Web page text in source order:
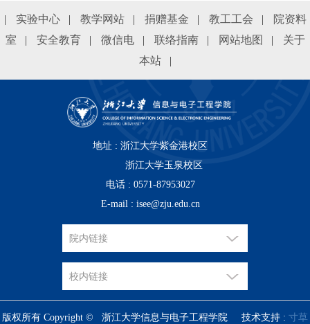
| 实验中心 | 教学网站 | 捐赠基金 | 教工工会 |
院资料
室
| 安全教育 | 微信电 | 联络指南 | 网站地图 |
关于
本站
|
地址 : 浙江大学紫金港校区
浙江大学玉泉校区
电话 : 0571-87953027
E-mail : isee@zju.edu.cn
版权所有 Copyright © 浙江大学信息与电子工程学院 技术支持 : 寸草